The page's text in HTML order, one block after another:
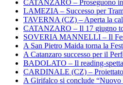
CATANZARO – Proseguono
LAMEZIA – Successo per
TAVERNA (CZ) – Aperta la
CATANZARO – Il 17 giugno
SOVERIA MANNELLI – Il
A San Pietro Maida torna la
A Catanzaro successo per il
BADOLATO – Il reading-
CARDINALE (CZ) –
A Girifalco si conclude “Nuovo